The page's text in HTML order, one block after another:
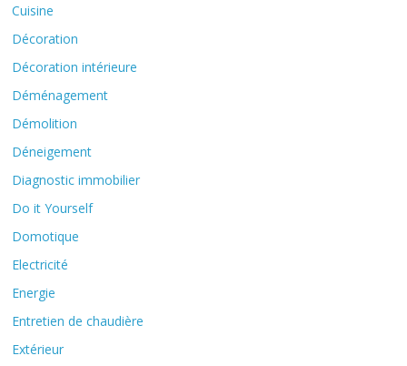
Cuisine
Décoration
Décoration intérieure
Déménagement
Démolition
Déneigement
Diagnostic immobilier
Do it Yourself
Domotique
Electricité
Energie
Entretien de chaudière
Extérieur